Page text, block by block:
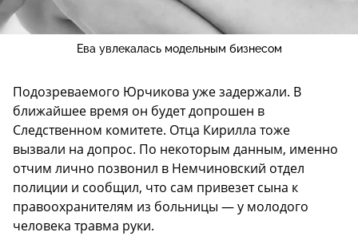
Ева увлекалась модельным бизнесом
Подозреваемого Юрчикова уже задержали. В
ближайшее время он будет допрошен в
Следственном комитете. Отца Кирилла тоже
вызвали на допрос. По некоторым данным, именно
отчим лично позвонил в Немчиновский отдел
полиции и сообщил, что сам привезет сына к
правоохранителям из больницы — у молодого
человека травма руки.